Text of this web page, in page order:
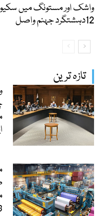
تازہ ترین
واشک اور مستونگ میں
12دہشتگرد جہنم واصل